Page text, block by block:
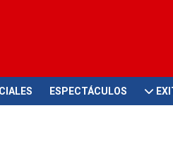
ESPECTÁCULOS